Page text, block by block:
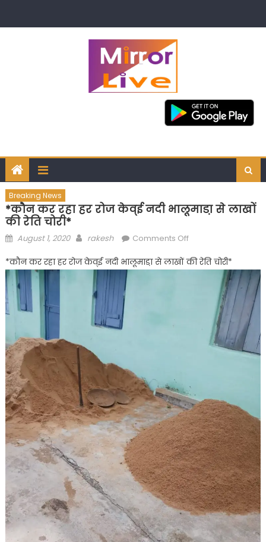
Breaking News
*कौन कर रहा हर रोज केव्ई नदी भालूमाडा़ से लाखों
की रेति चोरी*
Posted
August 1, 2020 Author
rakesh Comments Offon
कर
भालूमाडा़
की
रेति
चोरी*
*कौन कर रहा हर रोज केव्ई नदी भालूमाडा़ से लाखों की रेति चोरी*